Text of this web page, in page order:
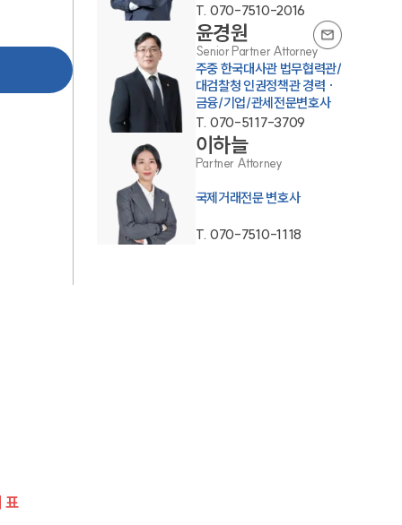
오시는 길
글로벌 파트너 로펌
고객의 소리
통합검색
AI대륜
업무사례
표
T. 070-7510-2016
윤경원
Senior Partner Attorney
주중 한국대사관 법무협력관/
대검찰청 인권정책관 경력 ·
금융/기업/관세전문변호사
T. 070-5117-3709
이하늘
Partner Attorney
국제거래전문 변호사
T. 070-7510-1118